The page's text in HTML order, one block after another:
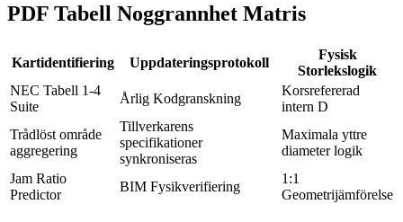
PDF Tabell Noggrannhet Matris
Kartidentifiering Uppdateringsprotokoll
Fysisk
Storlekslogik
NEC Tabell 1-4
Suite
Årlig Kodgranskning
Korsrefererad
intern D
Trådlöst område
aggregering
Tillverkarens
specifikationer
synkroniseras
Maximala yttre
diameter logik
Jam Ratio
Predictor
BIM Fysikverifiering
1:1
Geometrijämförelse